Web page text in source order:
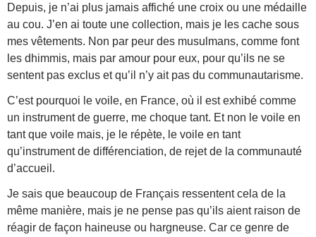
Depuis, je n’ai plus jamais affiché une croix ou une médaille
au cou. J’en ai toute une collection, mais je les cache sous
mes vêtements. Non par peur des musulmans, comme font
les dhimmis, mais par amour pour eux, pour qu’ils ne se
sentent pas exclus et qu’il n’y ait pas du communautarisme.
C’est pourquoi le voile, en France, où il est exhibé comme
un instrument de guerre, me choque tant. Et non le voile en
tant que voile mais, je le répète, le voile en tant
qu’instrument de différenciation, de rejet de la communauté
d’accueil.
Je sais que beaucoup de Français ressentent cela de la
même manière, mais je ne pense pas qu’ils aient raison de
réagir de façon haineuse ou hargneuse. Car ce genre de